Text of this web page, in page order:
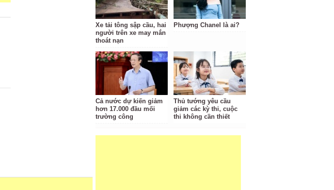
Xe tải tông sập cầu, hai
người trên xe may mắn
thoát nạn
Phượng Chanel là ai?
Cả nước dự kiến giảm
hơn 17.000 đầu mối
trường công
Thủ tướng yêu cầu
giảm các kỳ thi, cuộc
thi không cần thiết